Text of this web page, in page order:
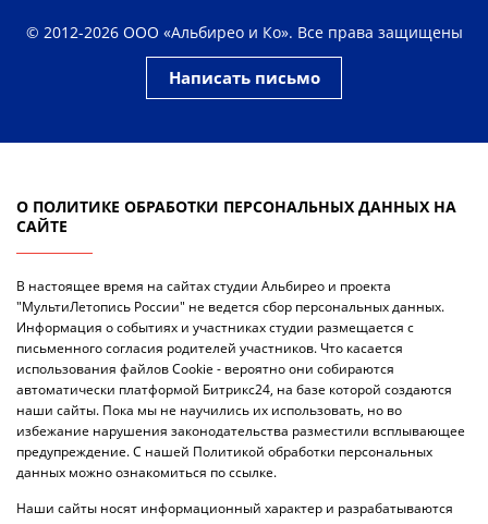
© 2012-2026 ООО «Альбирео и Ко». Все права защищены
Написать письмо
О ПОЛИТИКЕ ОБРАБОТКИ ПЕРСОНАЛЬНЫХ ДАННЫХ НА
САЙТЕ
В настоящее время на сайтах студии Альбирео и проекта
"МультиЛетопись России" не ведется сбор персональных данных.
Информация о событиях и участниках студии размещается с
письменного согласия родителей участников. Что касается
использования файлов Cookie - вероятно они собираются
автоматически платформой Битрикс24, на базе которой создаются
наши сайты. Пока мы не научились их использовать, но во
избежание нарушения законодательства разместили всплывающее
предупреждение. С нашей Политикой обработки персональных
данных можно ознакомиться по ссылке.
Наши сайты носят информационный характер и разрабатываются